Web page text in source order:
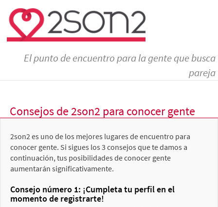
El punto de encuentro para la gente que busca
pareja
Consejos de 2son2 para conocer gente
2son2 es uno de los mejores lugares de encuentro para
conocer gente. Si sigues los 3 consejos que te damos a
continuación, tus posibilidades de conocer gente
aumentarán significativamente.
Consejo número 1: ¡Cumpleta tu perfil en el
momento de registrarte!